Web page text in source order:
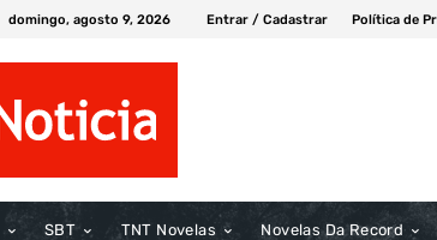
domingo, agosto 9, 2026 Entrar / Cadastrar Política de
SBT TNT Novelas Novelas Da Record